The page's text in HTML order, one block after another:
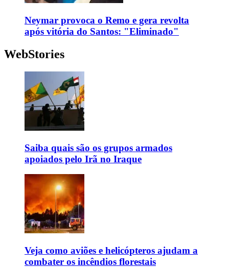
Neymar provoca o Remo e gera revolta
após vitória do Santos: "Eliminado"
WebStories
Saiba quais são os grupos armados
apoiados pelo Irã no Iraque
Veja como aviões e helicópteros ajudam a
combater os incêndios florestais